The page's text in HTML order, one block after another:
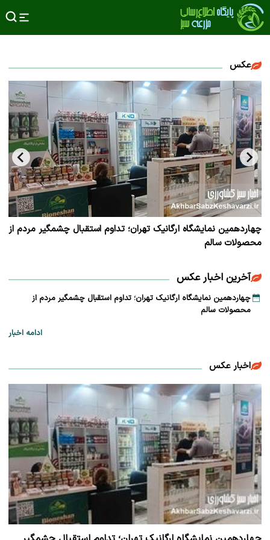
عکس
چهاردهمین نمایشگاه ارگانیک تهران؛ تداوم استقبال چشمگیر مردم از
محصولات سالم
آخرین اخبار عکس
چهاردهمین نمایشگاه ارگانیک تهران؛ تداوم استقبال چشمگیر مردم از
محصولات سالم
ادامه اخبار
اخبار عکس